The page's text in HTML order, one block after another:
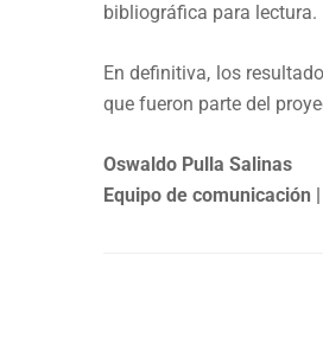
bibliográfica para lectura.
En definitiva, los
que fueron parte del
Oswaldo Pulla Salinas
Equipo de comunicación